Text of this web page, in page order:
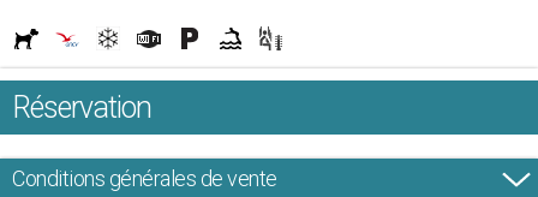
Réservation
Conditions générales de vente